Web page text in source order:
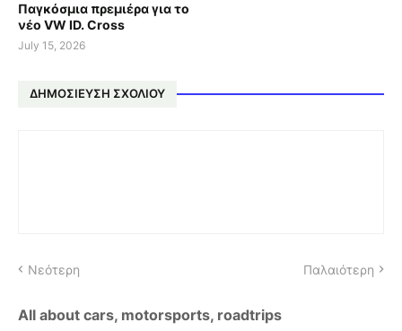
Παγκόσμια πρεμιέρα για το
νέο VW ID. Cross
July 15, 2026
ΔΗΜΟΣΊΕΥΣΗ ΣΧΟΛΊΟΥ
Νεότερη Παλαιότερη
All about cars, motorsports, roadtrips